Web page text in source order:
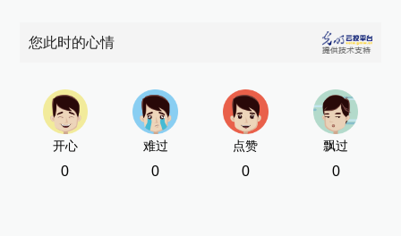
您此时的心情
开心
0
难过
0
点赞
0
飘过
0